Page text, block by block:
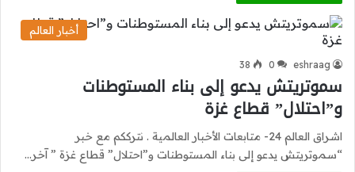
أخبار العالم
eshraag
0
38
سموتريتش يدعو إلى بناء المستوطنات
و”احتلال” قطاع غزة
اشراق العالم 24- متابعات الأخبار العالمية . نترككم مع خبر
“سموتريتش يدعو إلى بناء المستوطنات و”احتلال” قطاع غزة ” آخر…